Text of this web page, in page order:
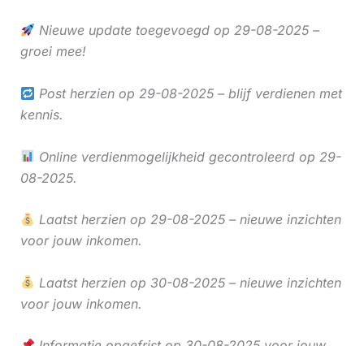
Nieuwe update toegevoegd op 29-08-2025 –
groei mee!
Post herzien op 29-08-2025 – blijf verdienen met
kennis.
Online verdienmogelijkheid gecontroleerd op 29-
08-2025.
Laatst herzien op 29-08-2025 – nieuwe inzichten
voor jouw inkomen.
Laatst herzien op 30-08-2025 – nieuwe inzichten
voor jouw inkomen.